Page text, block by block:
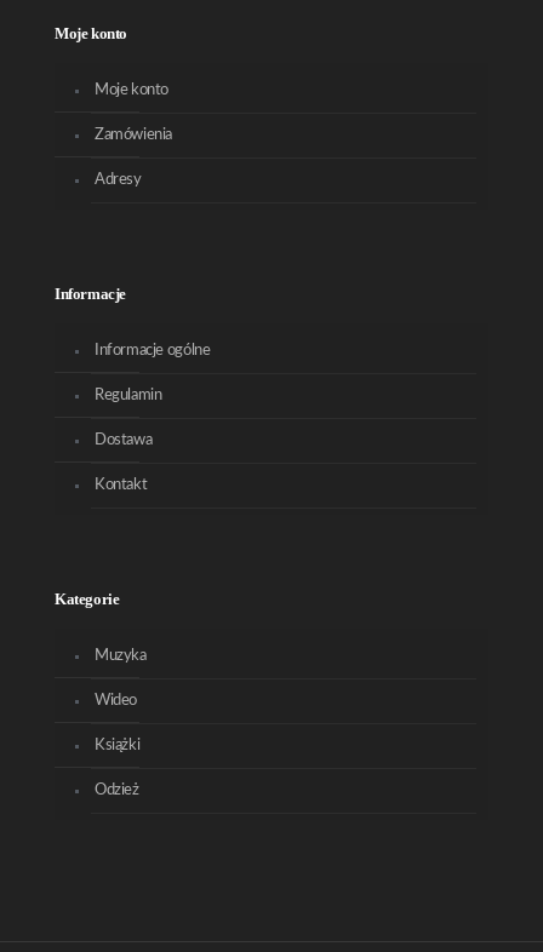
Moje konto
Moje konto
Zamówienia
Adresy
Informacje
Informacje ogólne
Regulamin
Dostawa
Kontakt
Kategorie
Muzyka
Wideo
Książki
Odzież